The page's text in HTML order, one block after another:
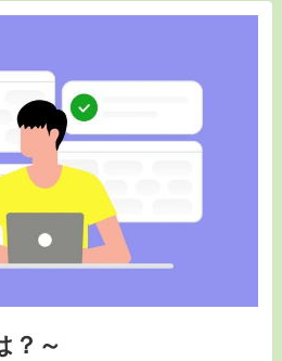
？～